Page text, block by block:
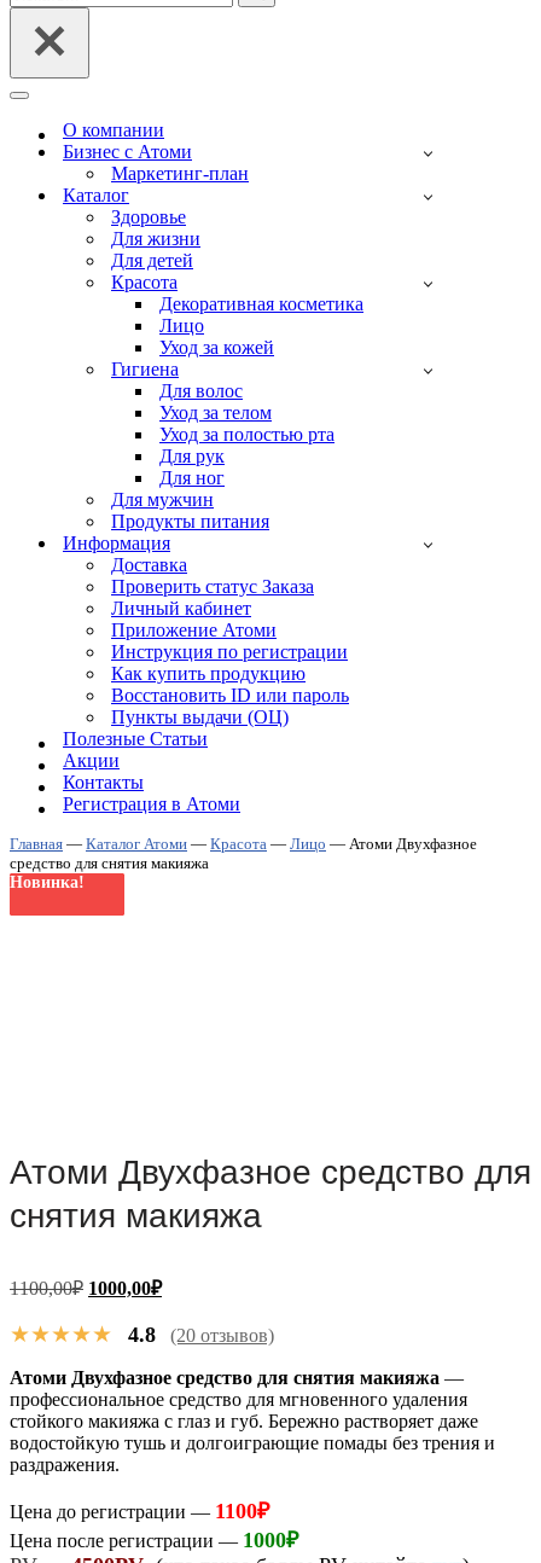
Меню
навигацииО компании
Бизнес с Атоми
Маркетинг-план
Каталог
Здоровье
Для жизни
Для детей
Красота
Декоративная косметика
Лицо
Уход за кожей
Гигиена
Для волос
Уход за телом
Уход за полостью рта
Для рук
Для ног
Для мужчин
Продукты питания
Информация
Доставка
Проверить статус Заказа
Личный кабинет
Приложение Атоми
Инструкция по регистрации
Как купить продукцию
Восстановить ID или пароль
Пункты выдачи (ОЦ)
Полезные Статьи
Акции
Контакты
Регистрация в Атоми
Главная — Каталог Атоми — Красота — Лицо — Атоми Двухфазное
средство для снятия макияжа
Атоми Двухфазное средство для
снятия макияжа
1100,00₽ Первоначальная
составляла
1000,00₽Текущая
1000,00₽.
★★★★★ 4.8 (20 отзывов)
Атоми Двухфазное средство для снятия макияжа —
профессиональное средство для мгновенного удаления
стойкого макияжа с глаз и губ. Бережно растворяет даже
водостойкую тушь и долгоиграющие помады без трения и
раздражения.
Цена до регистрации — 1100₽
Цена после регистрации — 1000₽
Новинка!
Новинка!
Новинка!
Новинка!
Новинка!
Новинка!
Новинка!